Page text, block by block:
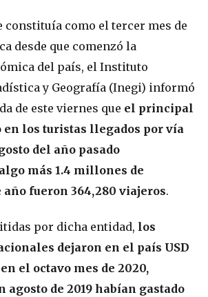
constituía como el tercer mes de
desde que comenzó la
del país, el Instituto
y Geografía (Inegi) informó
de este viernes que el principal
en los turistas llegados por vía
del año pasado
más 1.4 millones de
año fueron 364,280 viajeros.
por dicha entidad, los
dejaron en el país USD
el octavo mes de 2020,
agosto de 2019 habían gastado